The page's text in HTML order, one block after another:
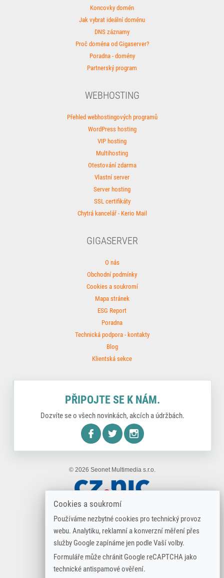
Cookies a soukromí
Používáme nezbytné cookies pro technický provoz
webu. Analytiku, reklamní a konverzní měření přes
služby Google zapínáme jen podle Vaší volby.
Formuláře může chránit Google reCAPTCHA jako
technické antispamové ověření.
Koncovky domén
Jak vybrat ideální doménu
DNS záznamy
Proč doména od Gigaserver?
Poradna - domény
Partnerský program
WEBHOSTING
Přehled webhostingových programů
WordPress hosting
VIP hosting
Multihosting
Otestování zdarma
Vlastní server
Server hosting
SSL certifikáty
Chytrá kancelář - Kerio Mail
GIGASERVER
O nás
Obchodní podmínky
Cookies a soukromí
Mapa stránek
ESG Report
Poradna
Technická podpora - kontakty
Blog
Klientská sekce
PŘIPOJTE SE K NÁM.
Dozvíte se o všech novinkách, akcích a údržbách.
© 2026 Seonet Multimedia s.r.o.